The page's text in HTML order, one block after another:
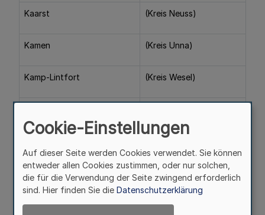
Kaarst (Kreis Neuss)
Kamen (Kreis Unna)
Kamp-Lintfort (Kreis Wesel)
(Kreis Neuss)
Langenfeld (Rheinland) (Kreis Mettmann)
Leichlingen (Rheinland) (Rhein.-Berg. Kreis)
Cookie-Einstellungen
Auf dieser Seite werden Cookies verwendet. Sie können
entweder allen Cookies zustimmen, oder nur solchen,
die für die Verwendung der Seite zwingend erforderlich
sind. Hier finden Sie die Datenschutzerklärung